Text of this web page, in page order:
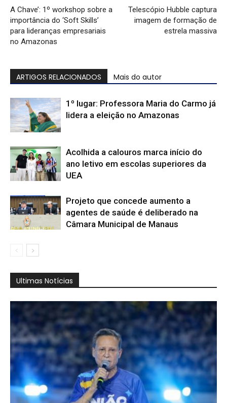
A Chave’: 1º workshop sobre a
importância do ‘Soft Skills’
para lideranças empresariais
no Amazonas
Telescópio Hubble captura
imagem de formação de
estrela massiva
ARTIGOS RELACIONADOS Mais do autor
1º lugar: Professora Maria do Carmo já
lidera a eleição no Amazonas
Acolhida a calouros marca início do
ano letivo em escolas superiores da
UEA
Projeto que concede aumento a
agentes de saúde é deliberado na
Câmara Municipal de Manaus
Ultimas Notícias